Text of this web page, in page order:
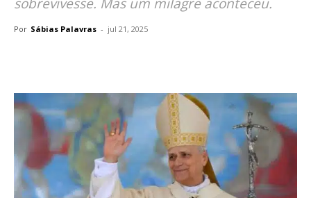
Por Sábias Palavras - jul 21, 2025